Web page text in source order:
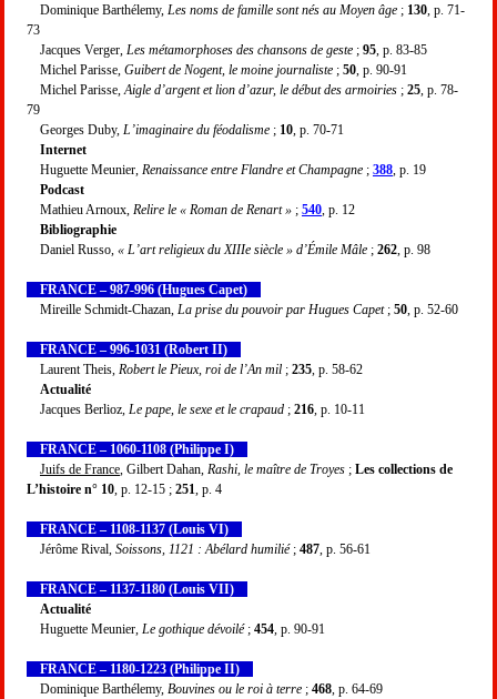
Dominique Barthélemy, Les noms de famille sont nés au Moyen âge ; 130 , p. 71-
73
Jacques Verger, Les métamorphoses des chansons de geste ; 95 , p. 83-85
Michel Parisse, Guibert de Nogent, le moine journaliste ; 50 , p. 90-91
Michel Parisse, Aigle d’argent et lion d’azur, le début des armoiries ; 25 , p. 78-
79
Georges Duby, L’imaginaire du féodalisme ; 10 , p. 70-71
Internet
Huguette Meunier, Renaissance entre Flandre et Champagne ; 388 , p. 19
Podcast
Mathieu Arnoux, Relire le « Roman de Renart » ; 540 , p. 12
Bibliographie
Daniel Russo, « L’art religieux du XIIIe siècle » d’Émile Mâle ; 262 , p. 98
FRANCE – 987-996 (Hugues Capet)
Mireille Schmidt-Chazan, La prise du pouvoir par Hugues Capet; 50 , p. 52-60
FRANCE – 996-1031 (Robert II)
Laurent Theis, Robert le Pieux, roi de l’An mil ; 235 , p. 58-62
Actualité
Jacques Berlioz, Le pape, le sexe et le crapaud ; 216 , p. 10-11
FRANCE – 1060-1108 (Philippe I)
Juifs de France , Gilbert Dahan, Rashi, le maître de Troyes ; Les collections de
L’histoire n° 10 , p. 12-15 ; 251 , p. 4
FRANCE – 1108-1137 (Louis VI)
Jérôme Rival, Soissons, 1121 : Abélard humilié; 487 , p. 56-61
FRANCE – 1137-1180 (Louis VII)
Actualité
Huguette Meunier, Le gothique dévoilé; 454 , p. 90-91
FRANCE – 1180-1223 (Philippe II)
Dominique Barthélemy, Bouvines ou le roi à terre ; 468 , p. 64-69